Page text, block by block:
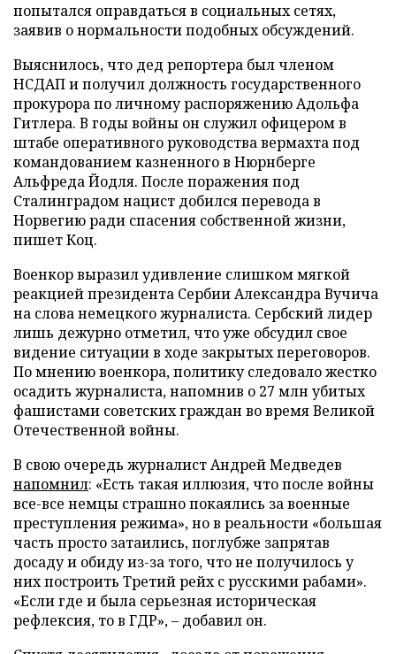
попытался оправдаться в социальных сетях,
заявив о нормальности подобных обсуждений.
Выяснилось, что дед репортера был членом
НСДАП и получил должность государственного
прокурора по личному распоряжению Адольфа
Гитлера. В годы войны он служил офицером в
штабе оперативного руководства вермахта под
командованием казненного в Нюрнберге
Альфреда Йодля. После поражения под
Сталинградом нацист добился перевода в
Норвегию ради спасения собственной жизни,
пишет Коц.
Военкор выразил удивление слишком мягкой
реакцией президента Сербии Александра Вучича
на слова немецкого журналиста. Сербский лидер
лишь дежурно отметил, что уже обсудил свое
видение ситуации в ходе закрытых переговоров.
По мнению военкора, политику следовало жестко
осадить журналиста, напомнив о 27 млн убитых
фашистами советских граждан во время Великой
Отечественной войны.
В свою очередь журналист Андрей Медведев
напомнил: «Есть такая иллюзия, что после войны
все-все немцы страшно покаялись за военные
преступления режима», но в реальности «большая
часть просто затаились, поглубже запрятав
досаду и обиду из-за того, что не получилось у
них построить Третий рейх с русскими рабами».
«Если где и была серьезная историческая
рефлексия, то в ГДР», – добавил он.